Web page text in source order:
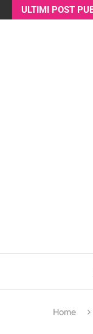
ULTIMI POST
Home